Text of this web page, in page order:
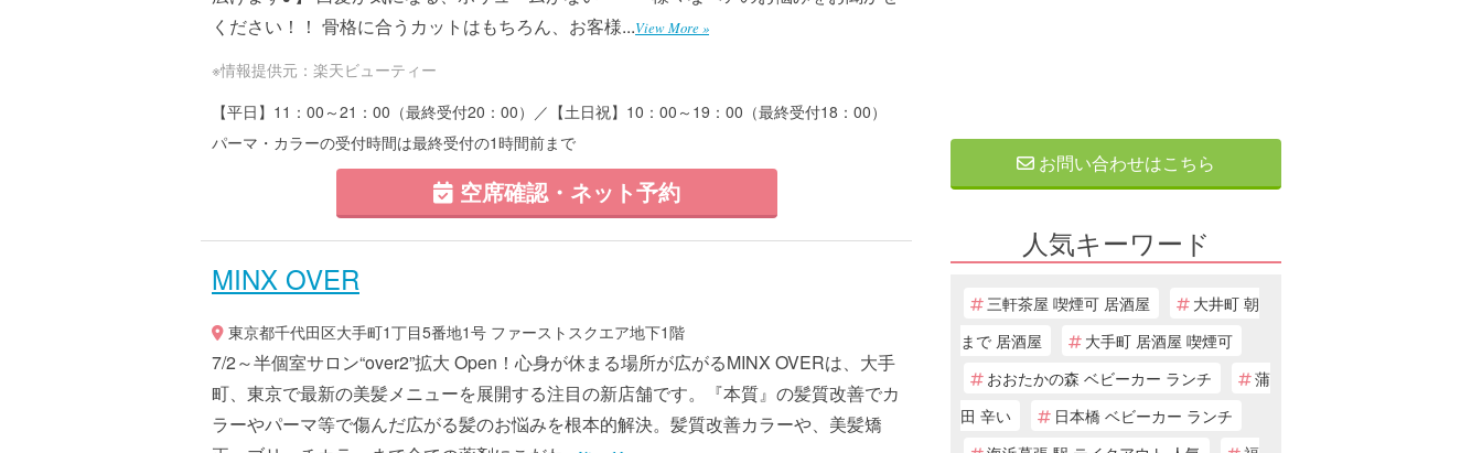
ください！！ 骨格に合うカットはもちろん、お客様...View More »
※情報提供元：楽天ビューティー
【平日】11：00～21：00（最終受付20：00）／【土日祝】10：00～19：00（最終受付18：00）
パーマ・カラーの受付時間は最終受付の1時間前まで
空席確認・ネット予約
MINX OVER
東京都千代田区大手町1丁目5番地1号 ファーストスクエア地下1階
7/2～半個室サロン“over2”拡大 Open！心身が休まる場所が広がるMINX OVERは、大手
町、東京で最新の美髪メニューを展開する注目の新店舗です。『本質』の髪質改善でカ
ラーやパーマ等で傷んだ広がる髪のお悩みを根本的解決。髪質改善カラーや、美髪矯
お問い合わせはこちら
人気キーワード
三軒茶屋 喫煙可 居酒屋
大井町 朝
まで 居酒屋
大手町 居酒屋 喫煙可
おおたかの森 ベビーカー ランチ
蒲
田 辛い
日本橋 ベビーカー ランチ